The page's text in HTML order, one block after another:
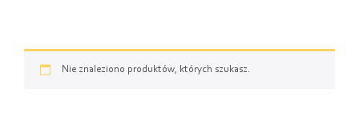
Od najtańszych
Nie znaleziono produktów, których szukasz.